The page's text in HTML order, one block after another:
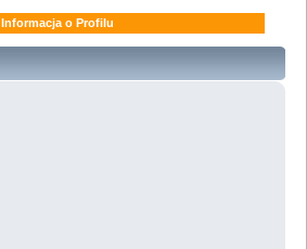
Informacja o Profilu